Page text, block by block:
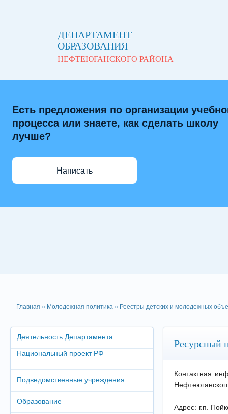
ДЕПАРТАМЕНТ
ОБРАЗОВАНИЯ
НЕФТЕЮГАНСКОГО РАЙОНА
Есть предложения по организации
процесса или знаете, как сделать школу
лучше?
Написать
Деятельность Департамента
Национальный проект РФ
Подведомственные учреждения
Образование
Главная » Молодежная политика » Реестры детских и молодежных
Ресурсный
Контактная
Адрес: г.п.